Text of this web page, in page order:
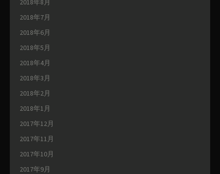
2018年7月
2018年6月
2018年5月
2018年4月
2018年3月
2018年2月
2018年1月
2017年12月
2017年11月
2017年10月
2017年9月